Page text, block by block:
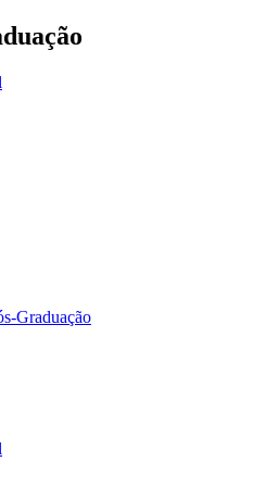
Graduação